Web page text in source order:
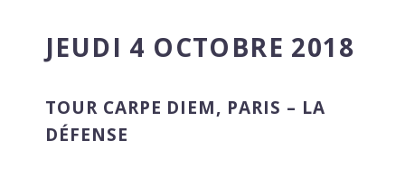
JEUDI 4 OCTOBRE 2018
TOUR CARPE DIEM, PARIS – LA
DÉFENSE